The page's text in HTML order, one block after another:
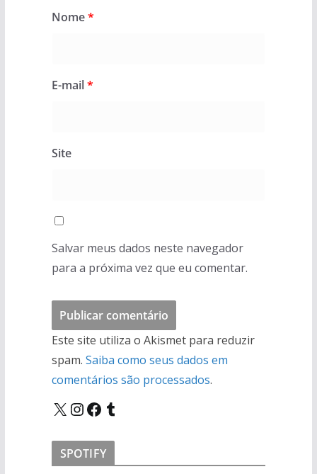
Nome*
E-mail*
Site
Salvar meus dados neste navegador
para a próxima vez que eu comentar.
Este site utiliza o Akismet para reduzir
spam. Saiba como seus dados em
comentários são processados.
X InstagramFacebook Tumblr
SPOTIFY